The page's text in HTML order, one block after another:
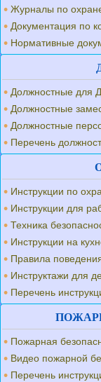
Журналы по
Документация по
Нормативные
Должностные для
Должностные
Должностные
Перечень
Инструкции по
Инструкции для
Техника
Инструкции на
Правила
Инструктажи для
Перечень
Пожарная
Видео пожарной
Перечень